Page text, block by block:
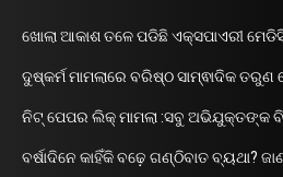
ଖୋଲା ଆକାଶ ତଳେ ପଡିଛି ଏକ୍ସପାଏରୀ
ଦୁଷ୍କର୍ମ ମାମଲାରେ ବରିଷ୍ଠ ସାମ୍ଵାଦିକ ତରୁଣ
ନିଟ୍ ପେପର ଲିକ୍ ମାମଲା :ସବୁ ଅଭିଯୁକ୍ତଙ୍କ
ବର୍ଷାଦିନେ କାହିଁକି ବଢ଼େ ଗଣ୍ଠିବାତ ବ୍ୟଥା?